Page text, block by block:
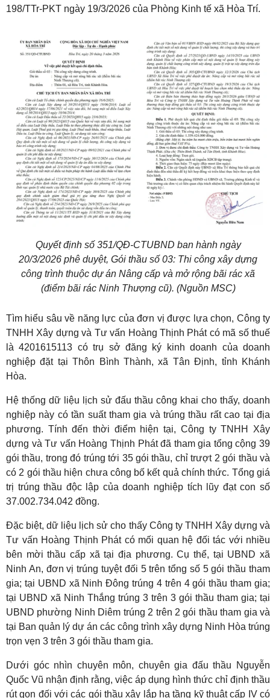
198/TTr-PKT ngày 19/3/2026 của Phòng Kinh tế xã Hòa Trí.
Quyết định số 351/QĐ-CTUBND ban hành ngày
20/3/2026 phê duyệt, Gói thầu số 03: Thi công xây dựng
công trình thuộc dự án Nâng cấp và mở rộng bãi rác xã
(điểm bãi rác Ninh Thượng cũ). (Nguồn MSC)
Tìm hiểu sâu về năng lực của đơn vị được lựa chọn, Công ty
TNHH Xây dựng và Tư vấn Hoàng Thịnh Phát có mã số thuế
là 4201615113 có trụ sở đăng ký kinh doanh của doanh
nghiệp đặt tại Thôn Bình Thành, xã Tân Định, tỉnh Khánh
Hòa.
Hệ thống dữ liệu lịch sử đấu thầu công khai cho thấy, doanh
nghiệp này có tần suất tham gia và trúng thầu rất cao tại địa
phương. Tính đến thời điểm hiện tại, Công ty TNHH Xây
dựng và Tư vấn Hoàng Thịnh Phát đã tham gia tổng cộng 39
gói thầu, trong đó trúng tới 35 gói thầu, chỉ trượt 2 gói thầu và
có 2 gói thầu hiện chưa công bố kết quả chính thức. Tổng giá
trị trúng thầu độc lập của doanh nghiệp tích lũy đạt con số
37.002.734.042 đồng.
Đặc biệt, dữ liệu lịch sử cho thấy Công ty TNHH Xây dựng và
Tư vấn Hoàng Thịnh Phát có mối quan hệ đối tác với nhiều
bên mời thầu cấp xã tại địa phương. Cụ thể, tại UBND xã
Ninh An, đơn vị trúng tuyệt đối 5 trên tổng số 5 gói thầu tham
gia; tại UBND xã Ninh Đông trúng 4 trên 4 gói thầu tham gia;
tại UBND xã Ninh Thắng trúng 3 trên 3 gói thầu tham gia; tại
UBND phường Ninh Diêm trúng 2 trên 2 gói thầu tham gia và
tại Ban quản lý dự án các công trình xây dựng Ninh Hòa trúng
trọn vẹn 3 trên 3 gói thầu tham gia.
Dưới góc nhìn chuyên môn, chuyên gia đấu thầu Nguyễn
Quốc Vũ nhận định rằng, việc áp dụng hình thức chỉ định thầu
rút gọn đối với các gói thầu xây lắp hạ tầng kỹ thuật cấp IV có